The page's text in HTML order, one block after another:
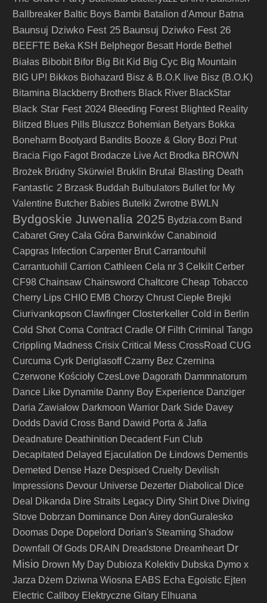
Ballbreaker Baltic Boys Bambi Batalion d'Amour Batna
Baunsuj Dziwko Fest 25 Baunsuj Dziwko Fest 26
BEEFTE Beka KSH Belphegor Besatt Horde Bethel
Białas Bibobit Bifor Big Bit Kid Big Cyc Big Mountain
BIG UP! Bikkos Biohazard Bisz & B.O.K live Bisz (B.O.K)
Bitamina Blackberry Brothers Black River BlackStar
Black Star Fest 2024 Bleeding Forest Blighted Reality
Blitzed Blues Pills Bluszcz Bohemian Betyars Bokka
Boneharm Bootyard Bandits Booze & Glory Bozi Prut
Bracia Figo Fagot Brodacze Live Act Brodka BROWN
Brożek Brüdny Skürwiel Bruklin Brutal Blasting Death
Fantastic 2 Brzask Buddah Bulbulators Bullet for My
Valentine Butcher Babies Butelki Zwrotne BWLN
Bydgoskie Juwenalia 2025 Bydzia.com Band
Cabaret Grey Cała Góra Barwinków Canabinoid
Capgras Infection Carpenter Brut Carrantouhil
Carrantuohill
Carrion Cathleen Cela nr 3 Celkilt Cerber
CF98 Chainsaw Chainsword Chałtcore Cheap Tobacco
Cherry Lips CHIO EMB Chorzy Chrust Ciepłe Brejki
Ciurivankopson Clawfinger Closterkeller Cold in Berlin
Cold Shot Coma Contract Cradle Of Filth Criminal Tango
Crippling Madness Crisix Critical Mess CrossRoad CUG
Curcuma Cyrk Deriglasoff Czarny Bez Czernina
Czerwone Kościoły CzesLove Dagorath Dammnatorum
Dance Like Dynamite Danny Boy Experience Danziger
Daria Zawiałow Darkmoon Warrior Dark Side Davey
Dodds David Cross Band Dawid Porta & Jafia
Deadnature Deathinition Decadent Fun Club
Decapitated Delayed Ejaculation De Łindows Dementis
Demeted Dense Haze Despised Cruelty Devilish
Impressions Devour Universe Dezerter Diabolical
Dice
Deal
Dikanda Dire Straits Legacy Dirty Shirt Dive Diving
Stove Dobrzan Dominance Don Airey donGuralesko
Doomas Dope Dopelord Dorian's Steaming Shadow
Downfall Of Gods DRAIN Dreadstone Dreamheart Dr
Misio Drown My Day Dubioza Kolektiv Dubska Dymo x
Jarza Dżem Dziwna Wiosna EABS Echa Egoistic Ejten
Electric Callboy Elektryczne Gitary Elhuana